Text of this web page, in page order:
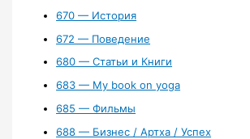
670 — История
672 — Поведение
680 — Статьи и Книги
683 — My book on yoga
685 — Фильмы
688 — Бизнес / Артха / Успех